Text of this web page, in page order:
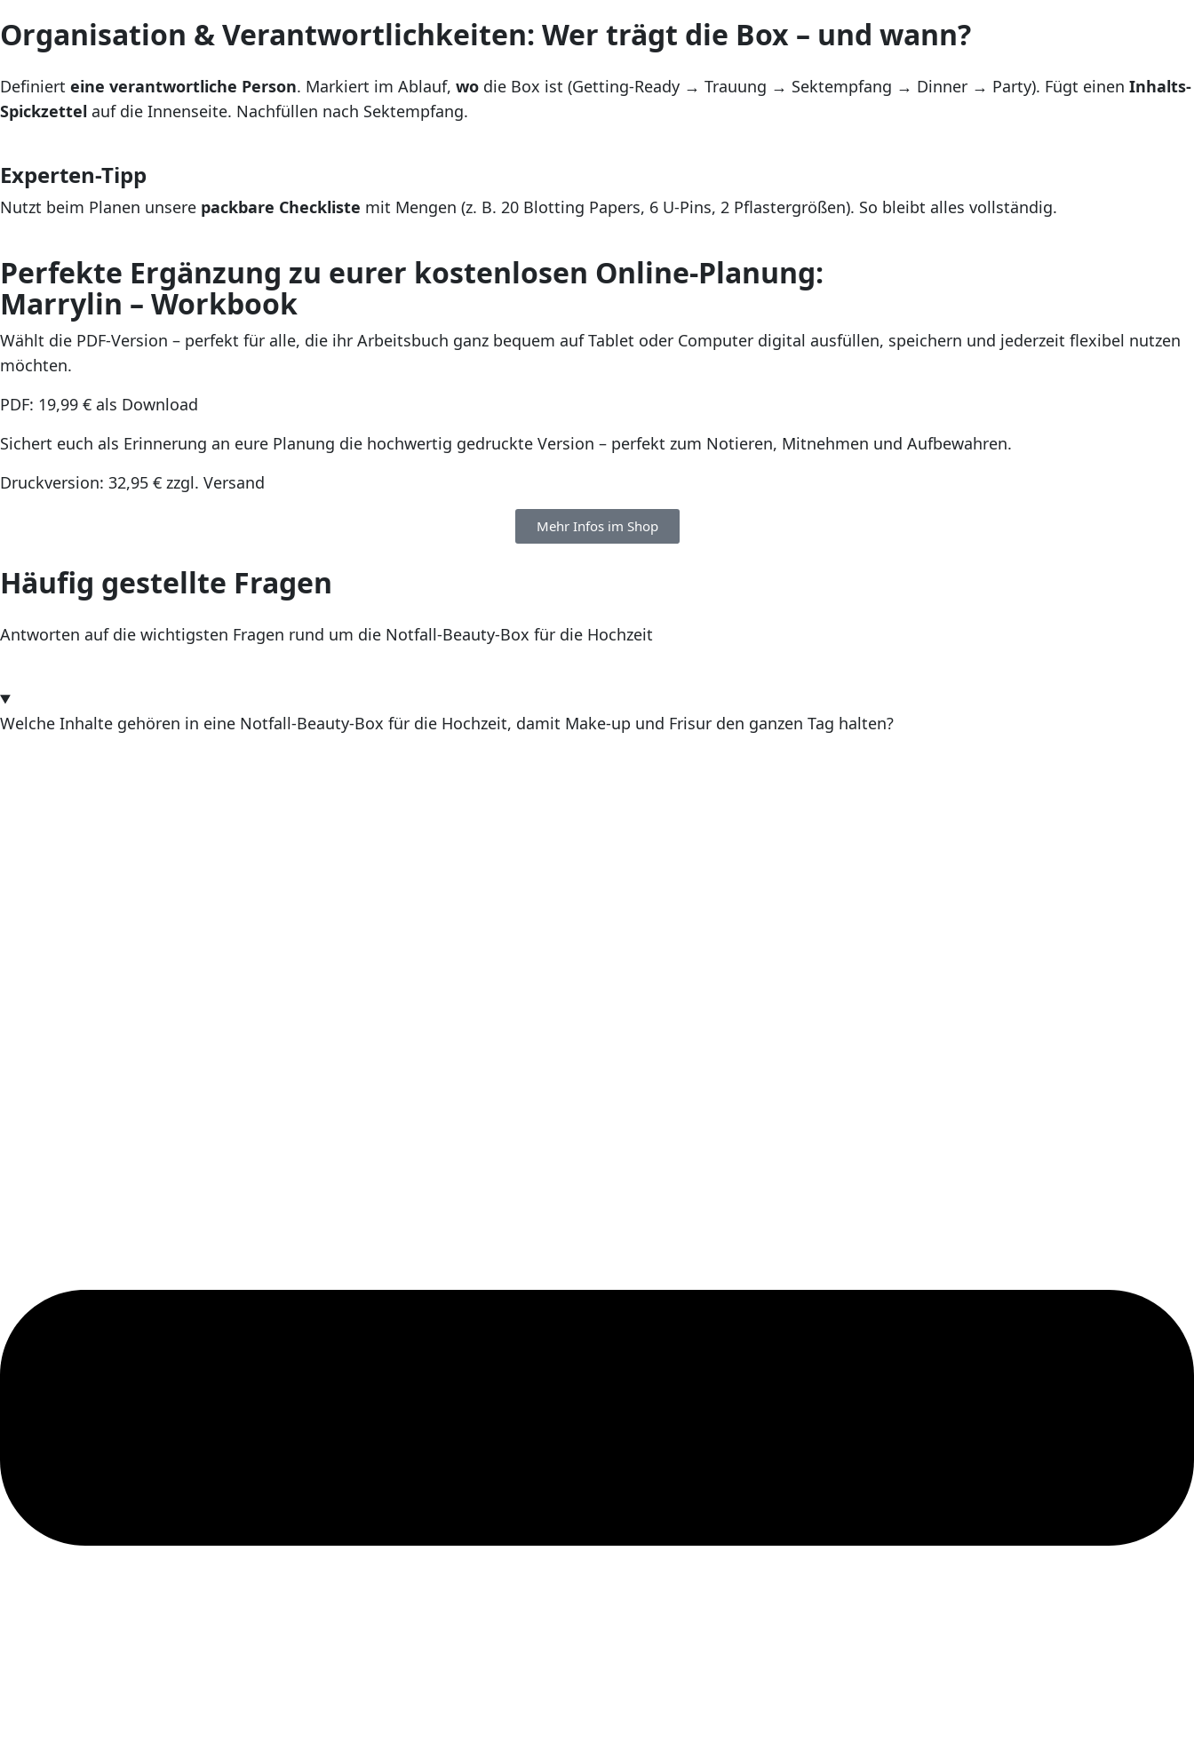
Organisation & Verantwortlichkeiten: Wer trägt die Box – und wann?
Definiert eine verantwortliche Person. Markiert im Ablauf, wo die Box ist (Getting-Ready → Trauung → Sektempfang → Dinner → Party). Fügt einen Inhalts-
Spickzettel auf die Innenseite. Nachfüllen nach Sektempfang.
Experten-Tipp
Nutzt beim Planen unsere packbare Checkliste mit Mengen (z. B. 20 Blotting Papers, 6 U-Pins, 2 Pflastergrößen). So bleibt alles vollständig.
Perfekte Ergänzung zu eurer kostenlosen Online-Planung:
Marrylin – Workbook
Wählt die PDF-Version – perfekt für alle, die ihr Arbeitsbuch ganz bequem auf Tablet oder Computer digital ausfüllen, speichern und jederzeit flexibel nutzen
möchten.
PDF: 19,99 € als Download
Sichert euch als Erinnerung an eure Planung die hochwertig gedruckte Version – perfekt zum Notieren, Mitnehmen und Aufbewahren.
Druckversion: 32,95 € zzgl. Versand
Mehr Infos im Shop
Häufig gestellte Fragen
Antworten auf die wichtigsten Fragen rund um die Notfall-Beauty-Box für die Hochzeit
Welche Inhalte gehören in eine Notfall-Beauty-Box für die Hochzeit, damit Make-up und Frisur den ganzen Tag halten?